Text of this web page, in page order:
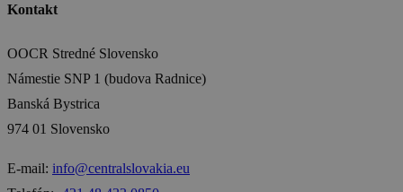
Kontakt
OOCR Stredné Slovensko
Námestie SNP 1 (budova Radnice)
Banská Bystrica
974 01 Slovensko
E-mail: info@centralslovakia.eu